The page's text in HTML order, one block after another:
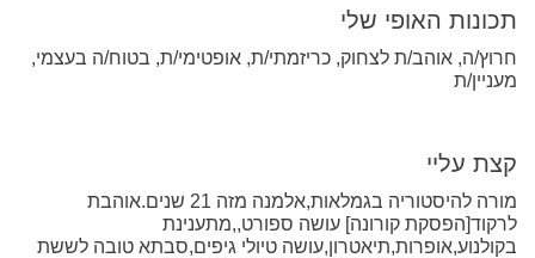
תכונות האופי שלי
חרוץ/ה, אוהב/ת לצחוק, כריזמתי/ת, אופטימי/ת, בטוח/ה בעצמי,
מעניין/ת
קצת עליי
מורה להיסטוריה בגמלאות,אלמנה מזה 21 שנים.אוהבת
לרקוד[הפסקת קורונה] עושה ספורט,,מתענינת
בקולנוע,אופרות,תיאטרון,עושה טיולי גיפים,סבתא טובה לששת